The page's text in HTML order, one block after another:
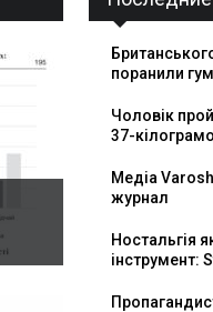
поранили
Чоловік
37-
Медіа
журнал
Ностальгія
інструмент: